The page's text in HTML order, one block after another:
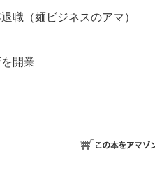
職（麺ビジネスのアマ）
開業